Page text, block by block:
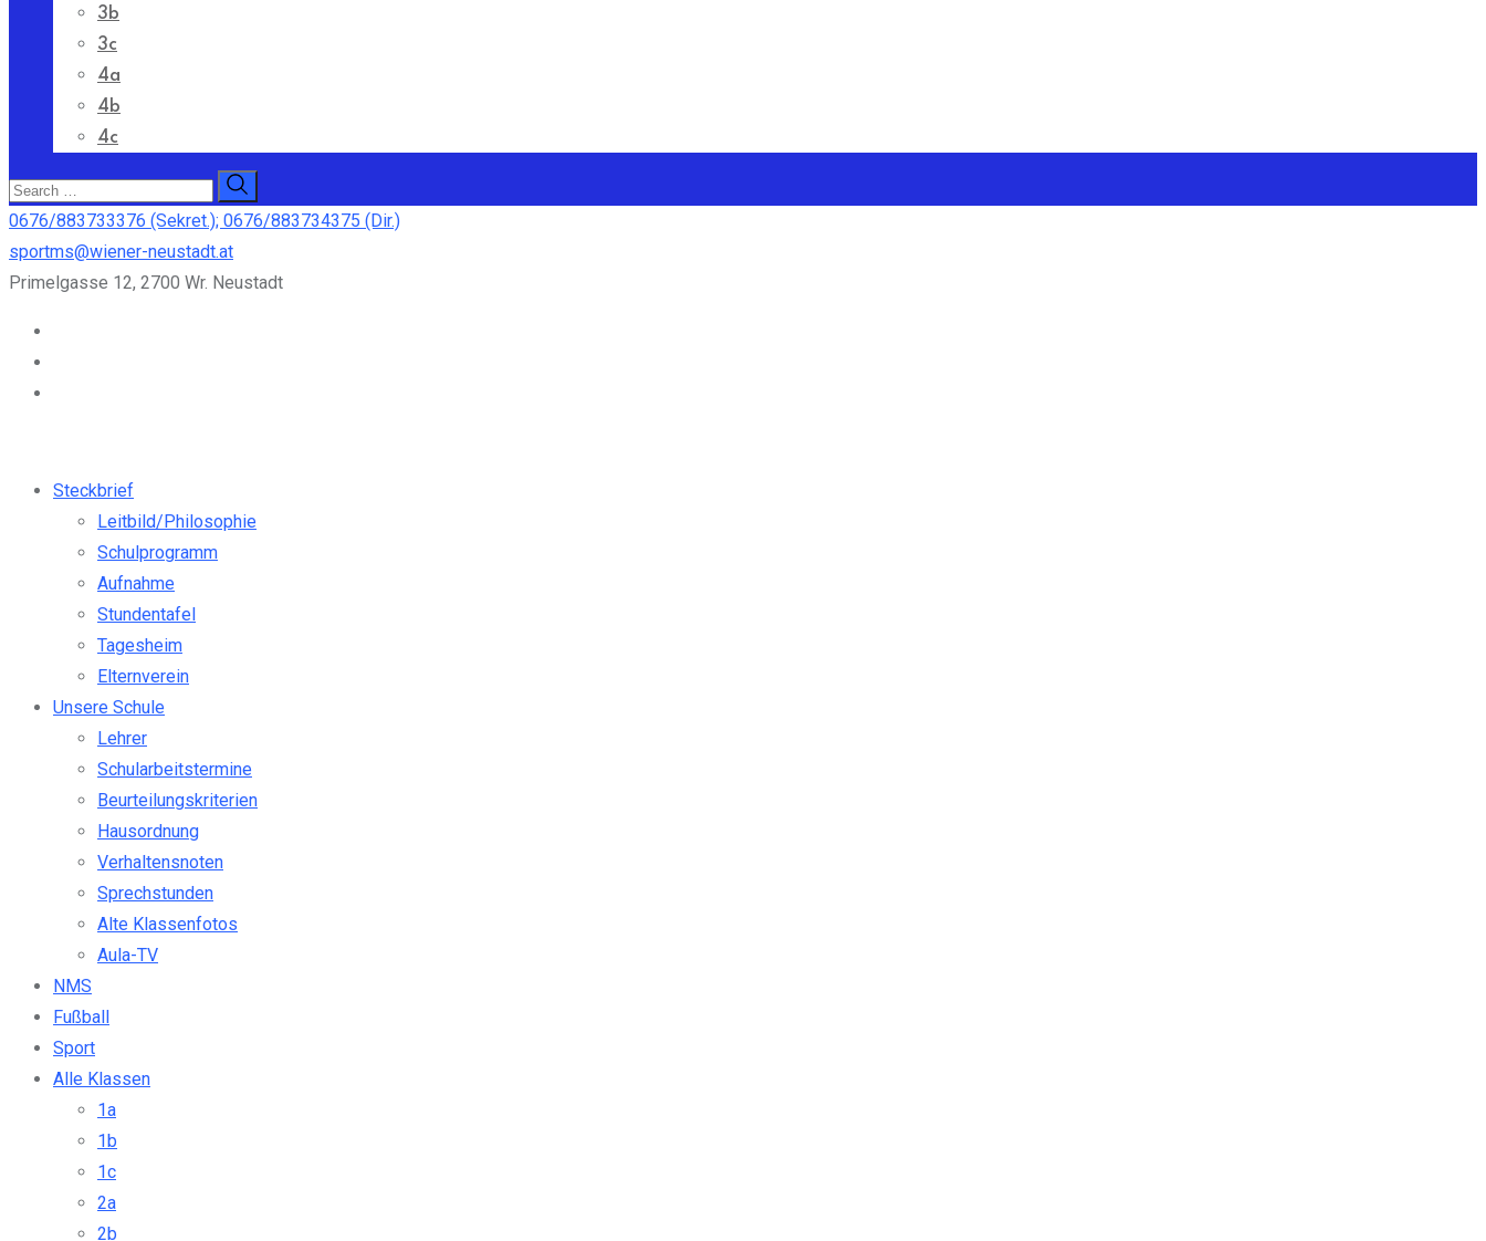
3b
3c
4a
4b
4c
0676/883733376 (Sekret.); 0676/883734375 (Dir.)
sportms@wiener-neustadt.at
Primelgasse 12, 2700 Wr. Neustadt
Steckbrief
Leitbild/Philosophie
Schulprogramm
Aufnahme
Stundentafel
Tagesheim
Elternverein
Unsere Schule
Lehrer
Schularbeitstermine
Beurteilungskriterien
Hausordnung
Verhaltensnoten
Sprechstunden
Alte Klassenfotos
Aula-TV
NMS
Fußball
Sport
Alle Klassen
1a
1b
1c
2a
2b